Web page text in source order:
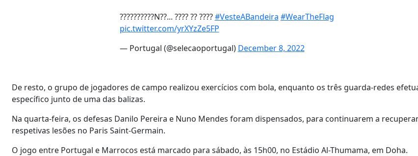
??????????N??... ???? ?? ????#VesteABandeira #WearTheFlag
pic.twitter.com/yrXYzZe5FP
— Portugal (@selecaoportugal) December 8, 2022
De resto, o grupo de jogadores de campo realizou exercícios com bola, enquanto os três guarda-redes
específico junto de uma das balizas.
Na quarta-feira, os defesas Danilo Pereira e Nuno Mendes foram dispensados, para continuarem a
respetivas lesões no Paris Saint-Germain.
O jogo entre Portugal e Marrocos está marcado para sábado, às 15h00, no Estádio Al-Thumama, em Doha.